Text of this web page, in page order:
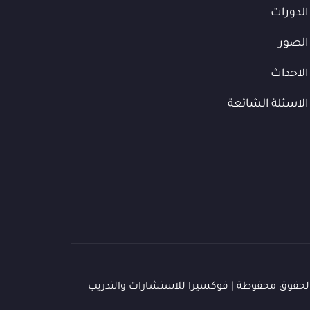
الدورات
الصور
الاحداث
الاسئلة الشائعة
محفوظة | فوكسيرا للاستشارات والتدريب